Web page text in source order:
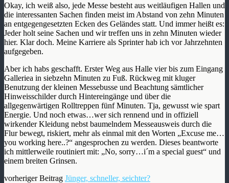
Okay, ich weiß also, jede Messe besteht aus weitläufigen Hallen und
die interessanten Sachen finden meist im Abstand von zehn Minuten
an entgegengesetzten Ecken des Geländes statt. Und immer heißt es:
Jeder holt seine Sachen und wir treffen uns in zehn Minuten wieder
hier. Klar doch. Meine Karriere als Sprinter hab ich vor Jahrzehnten
aufgegeben.
Aber ich habs geschafft. Erster Weg aus Halle vier bis zum Eingang
Galleriea in siebzehn Minuten zu Fuß. Rückweg mit kluger
Benutzung der kleinen Messebusse und Beachtung sämtlicher
Hinweisschilder durch Hintereingänge und über die
allgegenwärtigen Rolltreppen fünf Minuten. Tja, gewusst wie spart
Energie. Und noch etwas…wer sich rennend und in offiziell
wirkender Kleidung nebst baumelndem Messeausweis durch die
Flur bewegt, riskiert, mehr als einmal mit den Worten „Excuse me…
you working here..?“ angesprochen zu werden. Dieses beantworte
ich mittlerweile routiniert mit: „No, sorry…i´m a special guest“ und
einem breiten Grinsen.
vorheriger Beitrag Jünger, schneller, seichter?